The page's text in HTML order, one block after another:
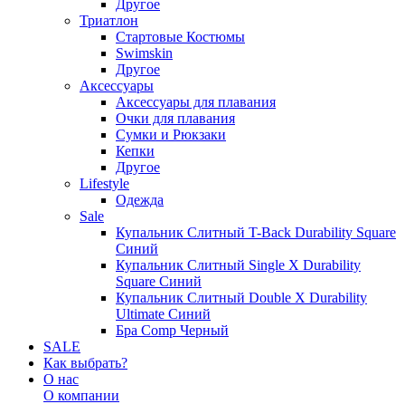
Другое
Триатлон
Стартовые Костюмы
Swimskin
Другое
Аксессуары
Аксессуары для плавания
Очки для плавания
Сумки и Рюкзаки
Кепки
Другое
Lifestyle
Одежда
Sale
Купальник Слитный T-Back Durability Square
Синий
Купальник Слитный Single X Durability
Square Синий
Купальник Слитный Double X Durability
Ultimate Синий
Бра Comp Черный
SALE
Как выбрать?
О нас
О компании